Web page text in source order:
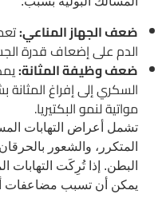
ضعف الجهاز المناعي:
الدم على إضعاف قدرة
ضعف وظيفة المثانة:
السكري إلى إفراغ
مواتية لنمو البكتيريا.
تشمل أعراض التهابات
المتكرر، والشعور
البطن. إذا تُرِكَت التهابات
يمكن أن تسبب مضاعفات